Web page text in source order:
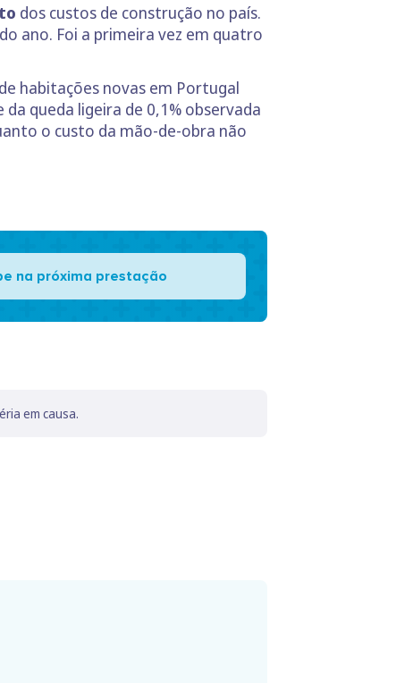
dos custos de construção no país.
ano. Foi a primeira vez em quatro
habitações novas em Portugal
queda ligeira de 0,1% observada
o custo da mão-de-obra não
na próxima prestação
em causa.